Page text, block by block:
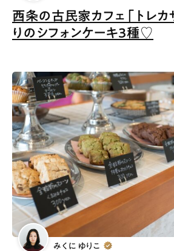
西条の古民家カフェ「トレカ
りのシフォンケーキ３種♡
みくに ゆりこ